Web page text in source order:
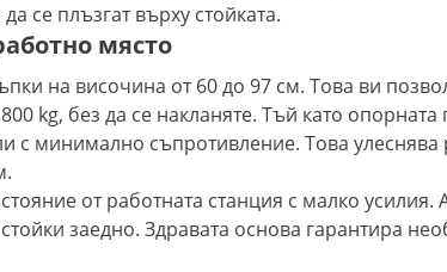
се плъзгат върху стойката.
място
на височина от 60 до 97 см. Това ви
kg, без да се накланяте. Тъй като
с минимално съпротивление. Това
от работната станция с малко
заедно. Здравата основа гарантира